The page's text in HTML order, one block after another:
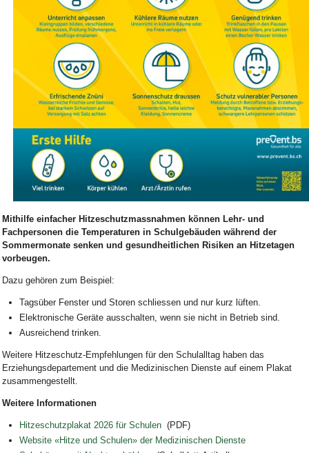
Mithilfe einfacher Hitzeschutzmassnahmen können Lehr- und
Fachpersonen die Temperaturen in Schulgebäuden während der
Sommermonate senken und gesundheitlichen Risiken an Hitzetagen
vorbeugen.
Dazu gehören zum Beispiel :
Tagsüber Fenster und Storen schliessen und nur kurz lüften.
Elektronische Geräte ausschalten, wenn sie nicht in Betrieb sind.
Ausreichend trinken.
Weitere Hitzeschutz-Empfehlungen für den Schulalltag haben das
Erziehungsdepartement und dieMedizinischen Dienste auf einem Plakat
zusammengestellt.
Weitere Informationen
Hitzeschutzplakat 2026 für Schulen (PDF)
Website «Hitze und Schulen» der Medizinischen Dienste